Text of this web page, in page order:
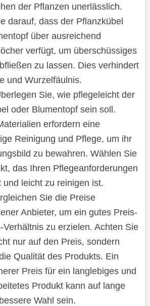
der Pflanzen unerlässlich.
darauf, dass der Pflanzkübel
über ausreichend
verfügt, um überschüssiges
zu lassen. Dies verhindert
und Wurzelfäulnis.
Sie, wie pflegeleicht der
oder Blumentopf sein soll.
erfordern eine
Reinigung und Pflege, um ihr
zu bewahren. Wählen Sie
das Ihren Pflegeanforderungen
und leicht zu reinigen ist.
Sie die Preise
Anbieter, um ein gutes Preis-
Verhältnis zu erzielen. Achten Sie
nur auf den Preis, sondern
Qualität des Produkts. Ein
Preis für ein langlebiges und
Produkt kann auf lange
Wahl sein.